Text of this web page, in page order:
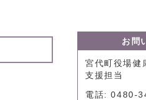
お問
宮代町役場健
支援担当
電話: 0480-